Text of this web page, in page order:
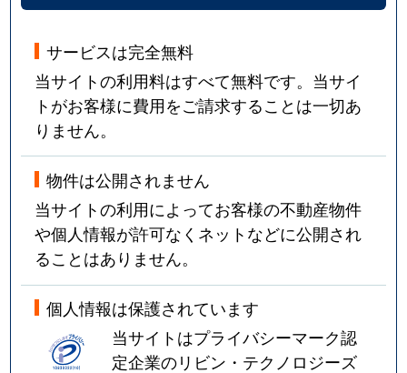
サービスは完全無料
当サイトの利用料はすべて無料です。当サイ
トがお客様に費用をご請求することは一切あ
りません。
物件は公開されません
当サイトの利用によってお客様の不動産物件
や個人情報が許可なくネットなどに公開され
ることはありません。
個人情報は保護されています
当サイトはプライバシーマーク認
定企業のリビン・テクノロジーズ